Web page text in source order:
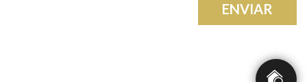
ENVIAR